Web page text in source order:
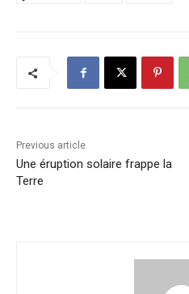
Previous article
Une éruption solaire frappe la
Terre